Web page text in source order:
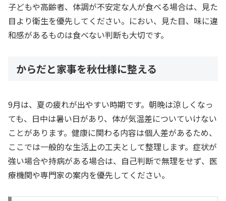
子どもや高齢者、体調が不安定な人が食べる場合は、見た
目より衛生を優先してください。におい、見た目、味に違
和感があるものは食べない判断も大切です。
からだと家事を秋仕様に整える
9月は、夏の疲れが出やすい時期です。朝晩は涼しくなっ
ても、日中は暑い日があり、体が気温差についていけない
ことがあります。健康に関わる内容は個人差があるため、
ここでは一般的な生活上の工夫として整理します。症状が
強い場合や持病がある場合は、自己判断で無理をせず、医
療機関や専門家の案内を優先してください。